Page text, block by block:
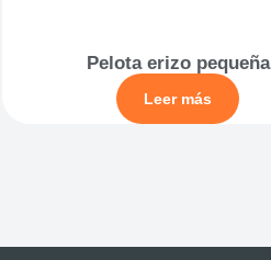
Pelota erizo pequeña
Leer más